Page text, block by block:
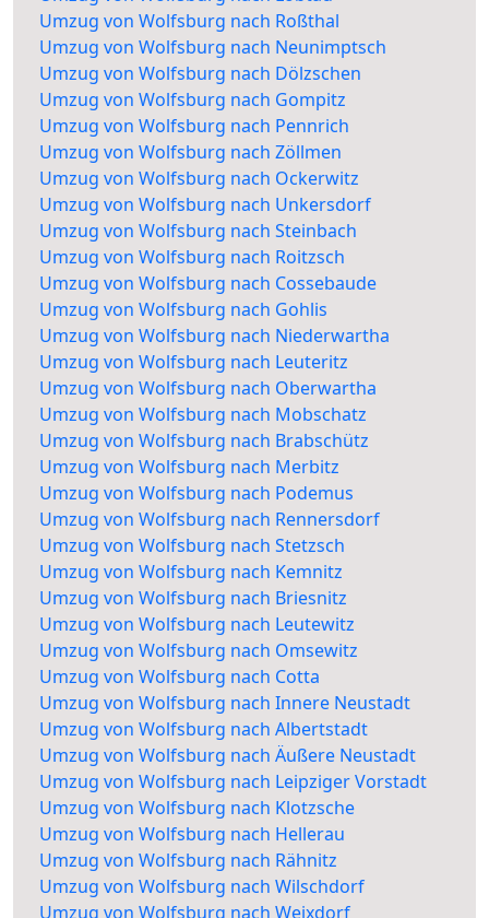
Umzug von Wolfsburg nach Roßthal
Umzug von Wolfsburg nach Neunimptsch
Umzug von Wolfsburg nach Dölzschen
Umzug von Wolfsburg nach Gompitz
Umzug von Wolfsburg nach Pennrich
Umzug von Wolfsburg nach Zöllmen
Umzug von Wolfsburg nach Ockerwitz
Umzug von Wolfsburg nach Unkersdorf
Umzug von Wolfsburg nach Steinbach
Umzug von Wolfsburg nach Roitzsch
Umzug von Wolfsburg nach Cossebaude
Umzug von Wolfsburg nach Gohlis
Umzug von Wolfsburg nach Niederwartha
Umzug von Wolfsburg nach Leuteritz
Umzug von Wolfsburg nach Oberwartha
Umzug von Wolfsburg nach Mobschatz
Umzug von Wolfsburg nach Brabschütz
Umzug von Wolfsburg nach Merbitz
Umzug von Wolfsburg nach Podemus
Umzug von Wolfsburg nach Rennersdorf
Umzug von Wolfsburg nach Stetzsch
Umzug von Wolfsburg nach Kemnitz
Umzug von Wolfsburg nach Briesnitz
Umzug von Wolfsburg nach Leutewitz
Umzug von Wolfsburg nach Omsewitz
Umzug von Wolfsburg nach Cotta
Umzug von Wolfsburg nach Innere Neustadt
Umzug von Wolfsburg nach Albertstadt
Umzug von Wolfsburg nach Äußere Neustadt
Umzug von Wolfsburg nach Leipziger Vorstadt
Umzug von Wolfsburg nach Klotzsche
Umzug von Wolfsburg nach Hellerau
Umzug von Wolfsburg nach Rähnitz
Umzug von Wolfsburg nach Wilschdorf
Umzug von Wolfsburg nach Weixdorf